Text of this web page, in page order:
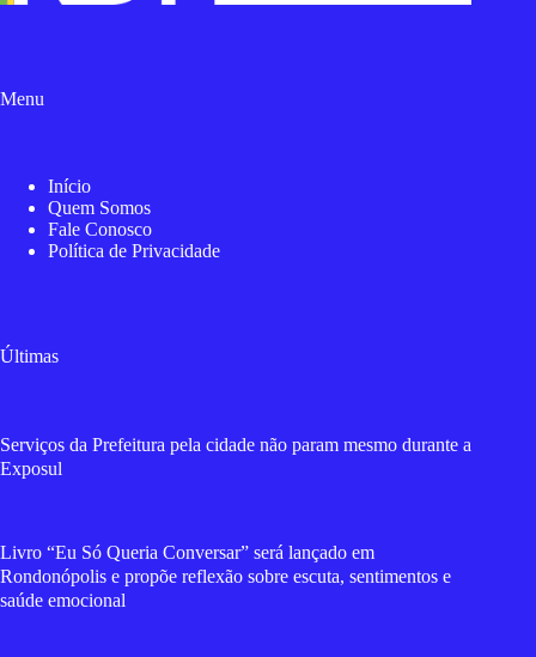
Menu
Início
Quem Somos
Fale Conosco
Política de Privacidade
Últimas
Serviços da Prefeitura pela cidade não param mesmo durante a
Exposul
Livro “Eu Só Queria Conversar” será lançado em
Rondonópolis e propõe reflexão sobre escuta, sentimentos e
saúde emocional